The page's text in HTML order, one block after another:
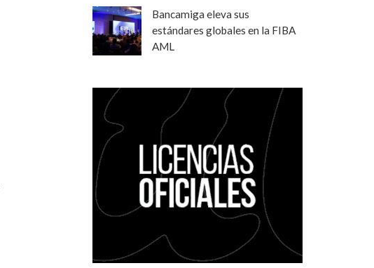
Bancamiga eleva sus
estándares globales en la FIBA
AML